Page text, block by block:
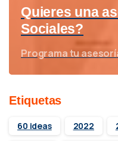
Quieres una
Sociales?
Programa tu
Etiquetas
60 ideas 2022